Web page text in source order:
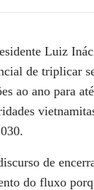
Luiz
de triplicar
ao ano para
de
do fluxo